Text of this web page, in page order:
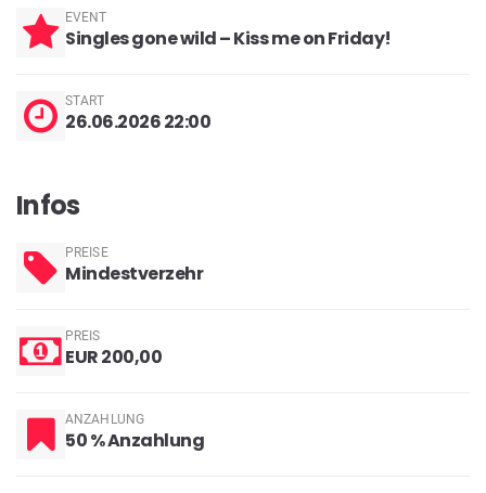
EVENT
Singles gone wild – Kiss me on Friday!
START
26.06.2026 22:00
Infos
PREISE
Mindestverzehr
PREIS
EUR 200,00
ANZAHLUNG
50 % Anzahlung